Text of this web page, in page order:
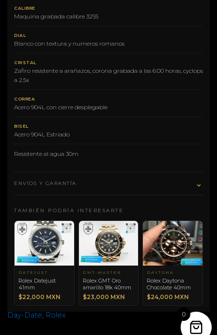
CALIBRE
Maquina grabada calibre 3255
DIAL
Blanco con textura y numeros romanos
CRISTAL
Zafiro resistente a arañazos, corona grabada a las 6:00 horas, cyclops
a 2.5x
CORREA
Acero 904L con cierre desplegable
BISEL
Acero 904L Estriado
Resistente al agua 30m
ENVÍOS Y GARANTÍA ⌄
TAMBIÉN PODRÍA INTERESARTE
DATEJUST
Rolex Datejust
41mm
$22,000 MXN
GMT-MASTER
Rolex GMT Oro
amarillo 18k 40mm
$23,000 MXN
DAYTONA
Rolex Daytona
Chocolate 40mm
$24,000 MXN
Day-Date, Rolex 0